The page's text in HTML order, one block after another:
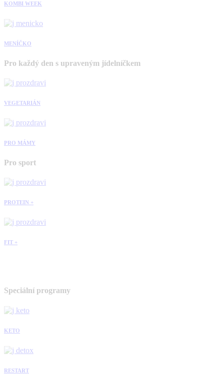
KOMBI WEEK
MENÍČKO
Pro každý den s upraveným jídelníčkem
VEGETARIÁN
PRO MÁMY
Pro sport
PROTEIN +
FIT +
Speciální programy
KETO
RESTART